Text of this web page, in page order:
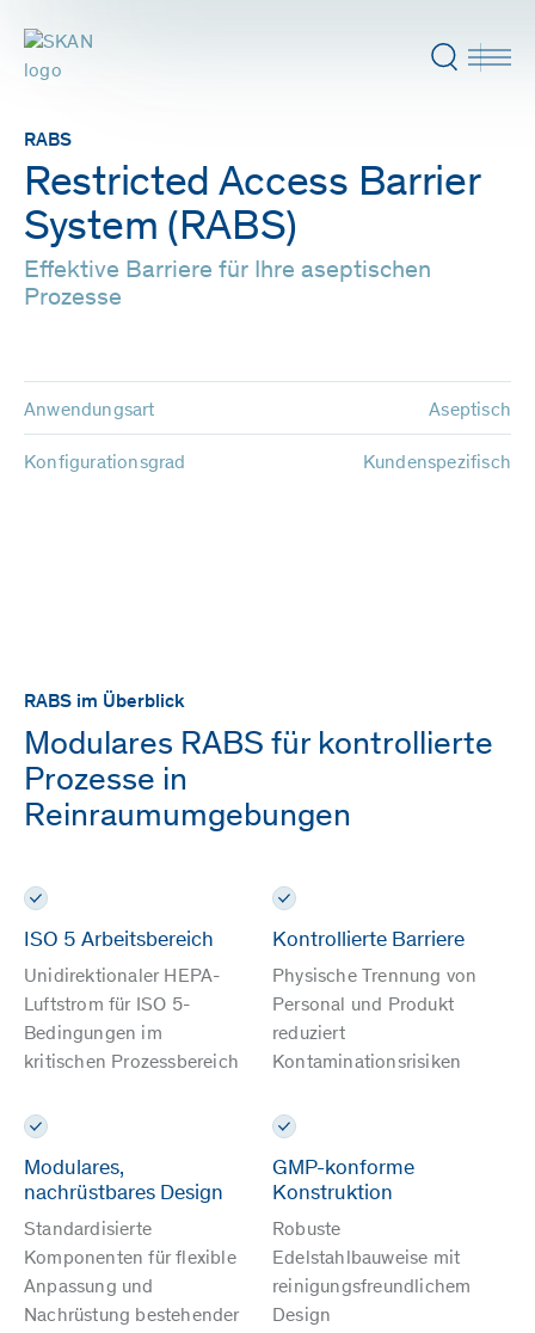
RABS
Restricted Access Barrier
System (RABS)
Effektive Barriere für Ihre aseptischen
Prozesse
Anwendungsart Aseptisch
Konfigurationsgrad Kundenspezifisch
RABS im Überblick
Modulares RABS für kontrollierte
Prozesse in
Reinraumumgebungen
ISO 5 Arbeitsbereich
Unidirektionaler HEPA-
Luftstrom für ISO 5-
Bedingungen im
kritischen Prozessbereich
Kontrollierte Barriere
Physische Trennung von
Personal und Produkt
reduziert
Kontaminationsrisiken
Modulares,
nachrüstbares Design
Standardisierte
Komponenten für flexible
Anpassung und
Nachrüstung bestehender
GMP-konforme
Konstruktion
Robuste
Edelstahlbauweise mit
reinigungsfreundlichem
Design